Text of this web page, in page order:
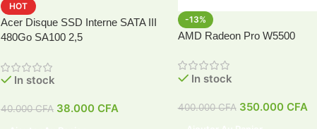
HOT
Acer Disque SSD Interne SATA III
480Go SA100 2,5
In stock
40.000CFA 38.000 CFA
-13%
AMD Radeon Pro W5500
In stock
400.000CFA 350.000 CFA